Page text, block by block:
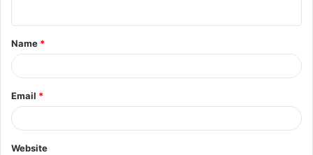
Name *
Email *
Website